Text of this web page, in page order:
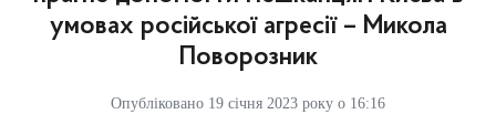
умовах російської агресії – Микола
Поворозник
Опубліковано 19 січня 2023 року о 16:16